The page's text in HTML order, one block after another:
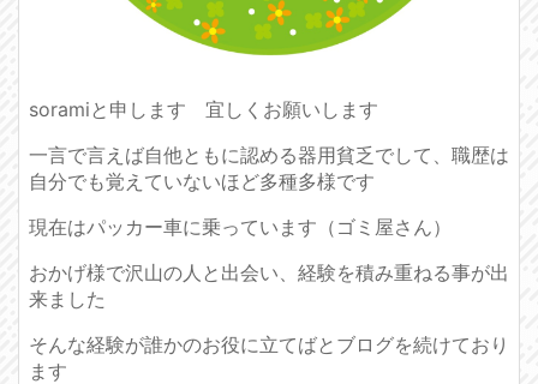
soramiと申します 宜しくお願いします
一言で言えば自他ともに認める器用貧乏でして、職歴は
自分でも覚えていないほど多種多様です
現在はパッカー車に乗っています（ゴミ屋さん）
おかげ様で沢山の人と出会い、経験を積み重ねる事が出
来ました
そんな経験が誰かのお役に立てばとブログを続けており
ます